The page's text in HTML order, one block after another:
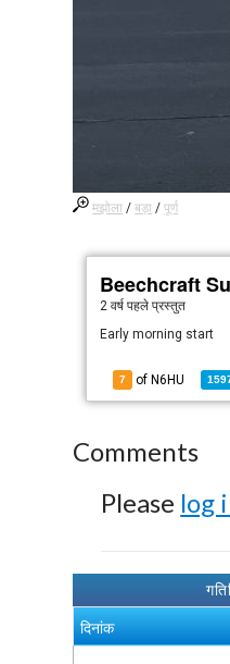
मझोला /बड़ा /पूर्ण
Beechcraft
2 वर्ष पहले प्रस्तुत
Early morning start
7 of N6HU
Comments
Please log
दिनांक